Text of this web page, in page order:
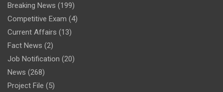
Breaking News (199)
Competitive Exam (4)
Current Affairs (13)
Fact News (2)
Job Notification (20)
News (268)
Project File (5)